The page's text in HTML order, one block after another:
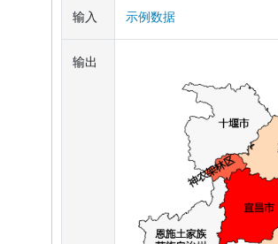
输入 示例数据
输出